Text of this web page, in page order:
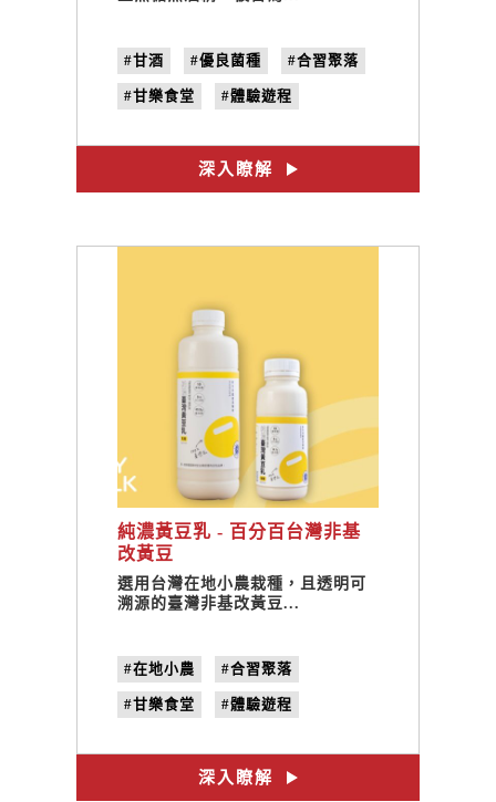
#甘酒 #優良菌種 #合習聚落
#甘樂食堂 #體驗遊程
深入瞭解
純濃黃豆乳 - 百分百台灣非基
改黃豆
選用台灣在地小農栽種，且透明可
溯源的臺灣非基改黃豆...
#在地小農 #合習聚落
#甘樂食堂 #體驗遊程
#100%國產大豆
深入瞭解